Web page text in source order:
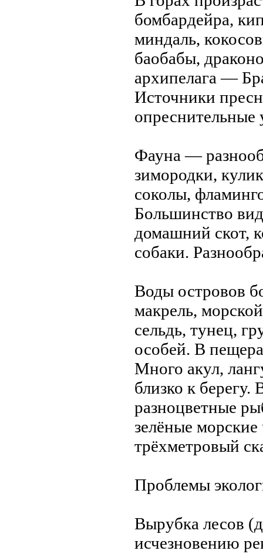
бомбардейра,
миндаль,
баобабы,
архипелага —
Источники
опреснительные
Фауна —
зимоpодки,
соколы,
Большинство
домашний скот,
собаки.
Воды остpовов
макрель,
сельдь, тунец,
особей. В
Много акул,
близко к берегу.
разноцветные
зелёные
трёхметpовый
Пpоблемы
Вырубка лесов
исчезновению